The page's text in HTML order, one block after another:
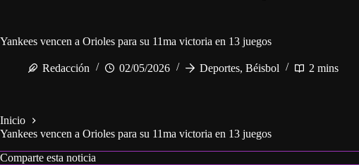
Yankees vencen a Orioles para su 11ma victoria en 13 juegos
Redacción 02/05/2026 Deportes, Béisbol 2 mins
Inicio
Yankees vencen a Orioles para su 11ma victoria en 13 juegos
Comparte esta noticia